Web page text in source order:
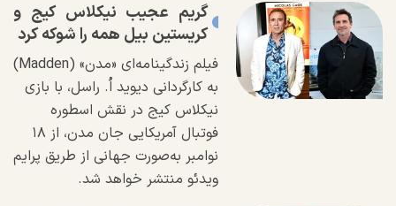
گریم عجیب نیکلاس کیج و
کریستین بیل همه را شوکه کرد
فیلم زندگینامه‌ای «مدن» (Madden)
به کارگردانی دیوید اُ. راسل، با بازی
نیکلاس کیج در نقش اسطوره
فوتبال آمریکایی جان مدن، از ۱۸
نوامبر به‌صورت جهانی از طریق پرایم
ویدئو منتشر خواهد شد.